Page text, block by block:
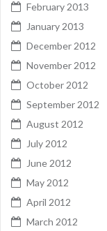
February 2013
January 2013
December 2012
November 2012
October 2012
September 2012
August 2012
July 2012
June 2012
May 2012
April 2012
March 2012